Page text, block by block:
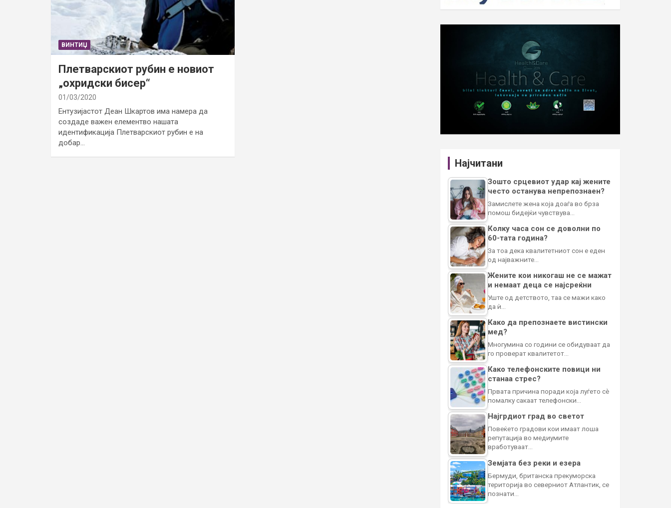
ВИНТИЏ
Плетварскиот рубин е новиот
„охридски бисер“
01/03/2020
Ентузијастот Деан Шкартов има намера да
создаде важен елементво нашата
идентификација Плетварскиот рубин е на
добар…
Најчитани
Зошто срцевиот удар кај жените
често останува непрепознаен?
Замислете жена која доаѓа во брза
помош бидејќи чувствува…
Колку часа сон се доволни по
60-тата година?
За тоа дека квалитетниот сон е еден
од најважните…
Жените кои никогаш не се мажат
и немаат деца се најсреќни
Уште од детството, таа се мажи како
да ѝ…
Како да препознаете вистински
мед?
Многумина со години се обидуваат да
го проверат квалитетот…
Како телефонските повици ни
станаа стрес?
Првата причина поради која луѓето сè
помалку сакаат телефонски…
Најгрдиот град во светот
Повеќето градови кои имаат лоша
репутација во медиумите
вработуваат…
Земјата без реки и езера
Бермуди, британска прекуморска
територија во северниот Атлантик, се
познати…